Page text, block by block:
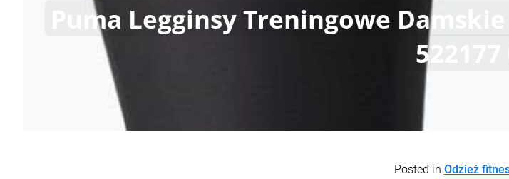
Puma Legginsy Treningowe
522177
Posted in Odzież